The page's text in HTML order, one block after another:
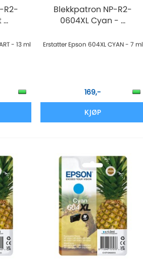
R2-
- 13 ml
Blekkpatron NP-R2-
0604XL Cyan - ...
Erstatter Epson 604XL CYAN - 7 ml
169,-
KJØP